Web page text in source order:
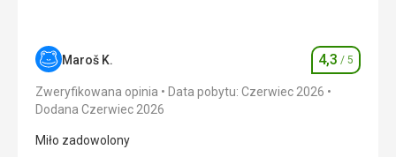
Zakwaterowanie 5,0/ 5
Okolica 5,0
Maroš K. Ocena
4,3 / 5
Zweryfikowana opinia
Data pobytu: Czerwiec 2026
Dodana Czerwiec 2026
Miło zadowolony